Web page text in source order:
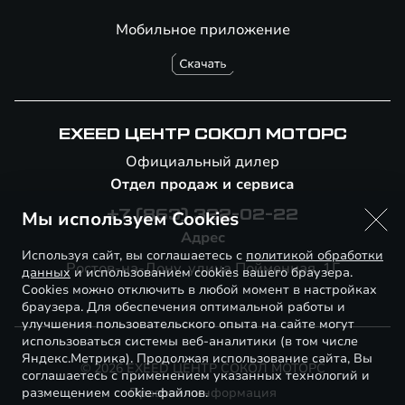
Мобильное приложение
EXEED ЦЕНТР СОКОЛ МОТОРС
Официальный дилер
Отдел продаж и сервиса
+7 (863) 322-02-22
Адрес
Ростов-на-Дону, улица Пойменная, 1Г
© 2026 EXEED ЦЕНТР СОКОЛ МОТОРС
Правовая информация
Мы используем Cookies
Используя сайт, вы соглашаетесь с политикой обработки
данныхи использованием cookies вашего браузера.
Cookies можно отключить в любой момент в настройках
браузера. Для обеспечения оптимальной работы и
улучшения пользовательского опыта на сайте могут
использоваться системы веб-аналитики (в том числе
Яндекс.Метрика). Продолжая использование сайта, Вы
соглашаетесь с применением указанных технологий и
размещением cookie-файлов.